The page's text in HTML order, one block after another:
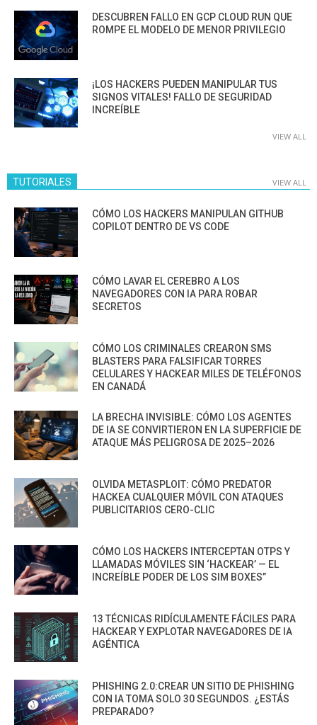
DESCUBREN FALLO EN GCP CLOUD RUN QUE
ROMPE EL MODELO DE MENOR PRIVILEGIO
¡LOS HACKERS PUEDEN MANIPULAR TUS
SIGNOS VITALES! FALLO DE SEGURIDAD
INCREÍBLE
VIEW ALL
TUTORIALES VIEW ALL
CÓMO LOS HACKERS MANIPULAN GITHUB
COPILOT DENTRO DE VS CODE
CÓMO LAVAR EL CEREBRO A LOS
NAVEGADORES CON IA PARA ROBAR
SECRETOS
CÓMO LOS CRIMINALES CREARON SMS
BLASTERS PARA FALSIFICAR TORRES
CELULARES Y HACKEAR MILES DE TELÉFONOS
EN CANADÁ
LA BRECHA INVISIBLE: CÓMO LOS AGENTES
DE IA SE CONVIRTIERON EN LA SUPERFICIE DE
ATAQUE MÁS PELIGROSA DE 2025–2026
OLVIDA METASPLOIT: CÓMO PREDATOR
HACKEA CUALQUIER MÓVIL CON ATAQUES
PUBLICITARIOS CERO-CLIC
CÓMO LOS HACKERS INTERCEPTAN OTPS Y
LLAMADAS MÓVILES SIN ‘HACKEAR’ — EL
INCREÍBLE PODER DE LOS SIM BOXES”
13 TÉCNICAS RIDÍCULAMENTE FÁCILES PARA
HACKEAR Y EXPLOTAR NAVEGADORES DE IA
AGÉNTICA
PHISHING 2.0:CREAR UN SITIO DE PHISHING
CON IA TOMA SOLO 30 SEGUNDOS. ¿ESTÁS
PREPARADO?